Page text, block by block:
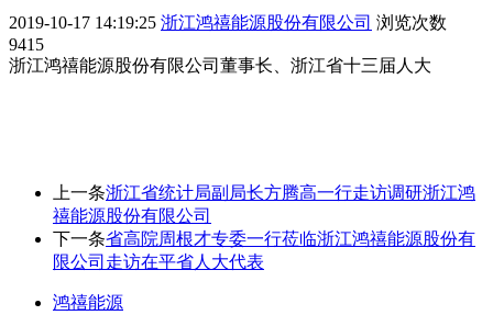
2019-10-17 14:19:25 浙江鸿禧能源股份有限公司 浏览次数
9415
浙江鸿禧能源股份有限公司董事长、浙江省十三届人大
上一条浙江省统计局副局长方腾高一行走访调研浙江鸿
禧能源股份有限公司
下一条省高院周根才专委一行莅临浙江鸿禧能源股份有
限公司走访在平省人大代表
鸿禧能源